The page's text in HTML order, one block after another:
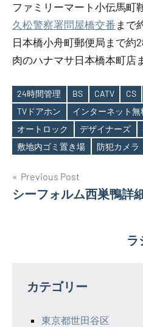
ファミリーマート小伝馬町
久松警察署問屋橋交番 まで
日本橋小舟町郵便局まで約
肉のハナマサ日本橋本町店
Tags
24時間管理 BS CATV CS
TVドアホン
インターネット無
オートロック
デザイナーズ
敷地内ゴミ置き場
防犯カメラ
投
稿
ー
Previous Post
シーフォルム西巣鴨詳
ラ
カテゴリー
東京都世田谷区